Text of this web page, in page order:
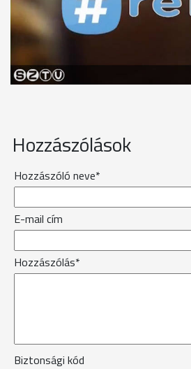
Hozzászólások
Hozzászóló neve*
E-mail cím
Hozzászólás*
Biztonsági kód